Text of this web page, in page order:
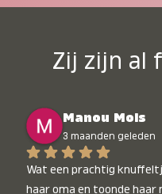
Zij zijn al
Manou Mols
3 maanden geleden
Wat een prachtig
haar oma en toonde